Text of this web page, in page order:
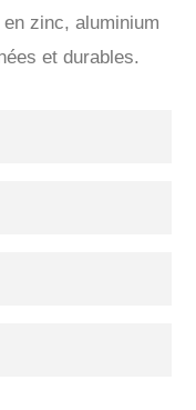
zinc, aluminium
et durables.